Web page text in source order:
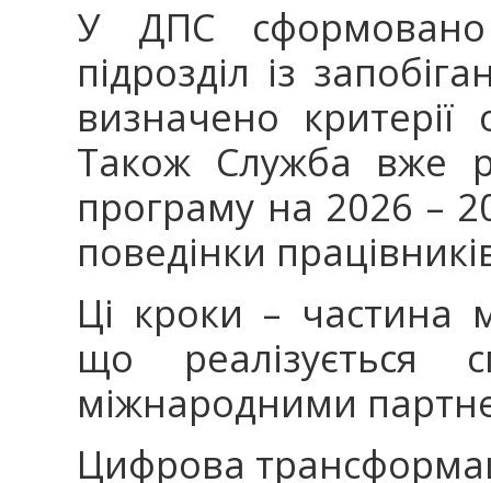
У ДПС сформовано
підрозділ із
визначено критерії
Також Служба вже
програму на 2026 –
поведінки
Ці кроки – частина
що реалізується
міжнародними
Цифрова